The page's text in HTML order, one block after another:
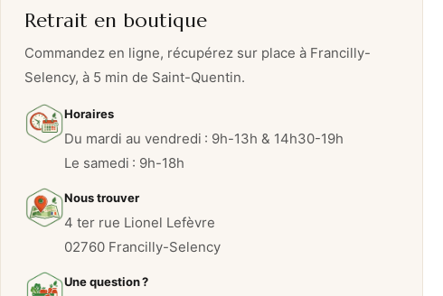
Retrait en boutique
Commandez en ligne, récupérez sur place à Francilly-
Selency, à 5 min de Saint-Quentin.
Horaires
Du mardi au vendredi : 9h-13h & 14h30-19h
Le samedi : 9h-18h
Nous trouver
4 ter rue Lionel Lefèvre
02760 Francilly-Selency
Une question ?